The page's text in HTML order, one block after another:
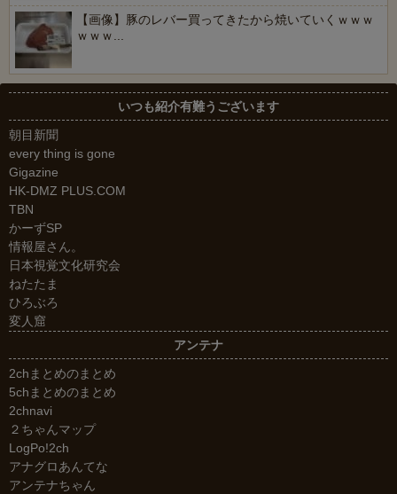
【画像】豚のレバー買ってきたから焼いていくｗｗｗ
ｗｗｗ...
いつも紹介有難うございます
朝目新聞
every thing is gone
Gigazine
HK-DMZ PLUS.COM
TBN
かーずSP
情報屋さん。
日本視覚文化研究会
ねたたま
ひろぶろ
変人窟
アンテナ
2chまとめのまとめ
5chまとめのまとめ
2chnavi
２ちゃんマップ
LogPo!2ch
アナグロあんてな
アンテナちゃん